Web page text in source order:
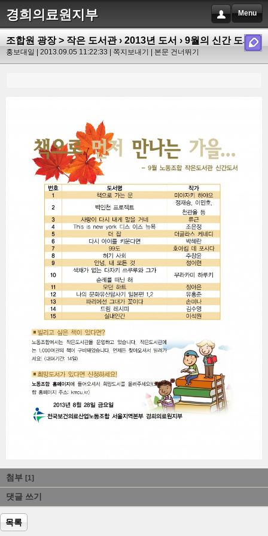
경희의료원지부 Menu
조합원 광장 > 작은 도서관› 2013년 도서 › 9월의 신간 도서
홍보대일 | 2013.09.05 11:22:33 | 쪽지보내기 본문 건너뛰기
첨부 [1]
댓글 쓰기
목록